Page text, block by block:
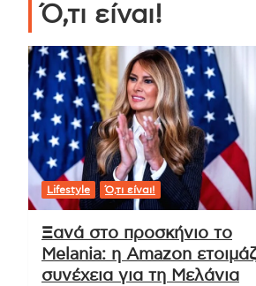
Ό,τι είναι!
Lifestyle Ό,τι είναι!
Ξανά στο προσκήνιο το
Melania: η Amazon
συνέχεια για τη Μελάνια